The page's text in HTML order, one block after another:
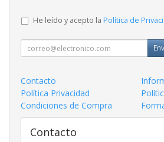
He leído y acepto la Política de
Contacto
Política Privacidad
Condiciones de Compra
Contacto